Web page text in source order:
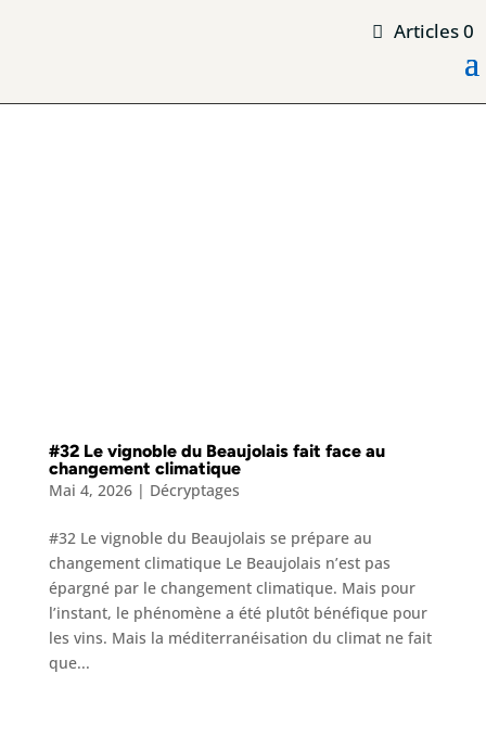
Articles 0
#32 Le vignoble du Beaujolais fait face au
changement climatique
Mai 4, 2026| Décryptages
#32 Le vignoble du Beaujolais se prépare au
changement climatique Le Beaujolais n’est pas
épargné par le changement climatique. Mais pour
l’instant, le phénomène a été plutôt bénéfique pour
les vins. Mais la méditerranéisation du climat ne fait
que...